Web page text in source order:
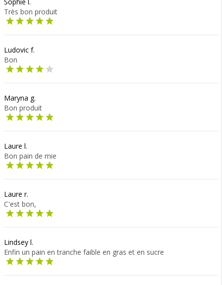
Très bon produit
Ludovic f.
Bon
Maryna g.
Bon produit
Laure l.
Bon pain de mie
Laure r.
C'est bon,
Lindsey l.
Enfin un pain en tranche faible en gras et en sucre